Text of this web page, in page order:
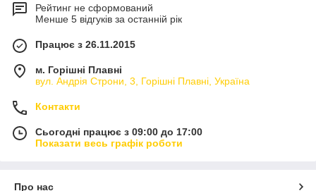
Рейтинг не сформований
Менше 5 відгуків за останній рік
Працює з 26.11.2015
м. Горішні Плавні
вул. Андрія Строни, 3, Горішні Плавні, Україна
Контакти
Сьогодні працює з 09:00 до 17:00
Показати весь графік роботи
Про нас